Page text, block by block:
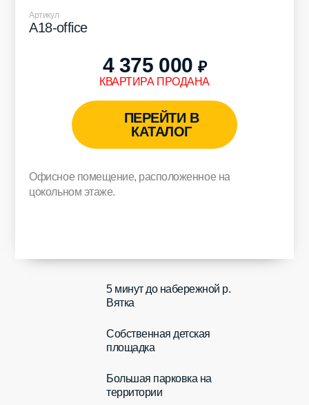
Артикул
A18-office
4 375 000 ₽
КВАРТИРА ПРОДАНА
ПЕРЕЙТИ В
КАТАЛОГ
Офисное помещение, расположенное на
цокольном этаже.
5 минут до набережной р.
Вятка
Собственная детская
площадка
Большая парковка на
территории